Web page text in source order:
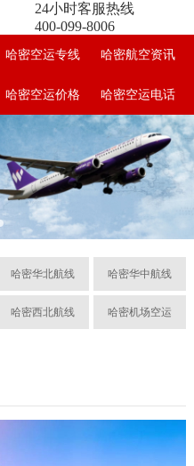
24小时客服热线
400-099-8006
哈密空运专线 哈密航空资讯
哈密空运价格 哈密空运电话
哈密华北航线 哈密华中航线
哈密西北航线 哈密机场空运